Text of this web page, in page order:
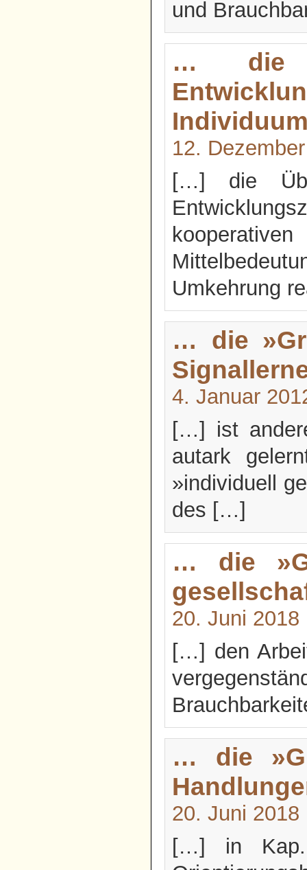
und
… die
12.
[…] die
Umkehrung
… die
4. Januar
[…] ist
autark
»individuell
des […]
… die
20. Juni
[…] den
… die
20. Juni
[…] in Kap.